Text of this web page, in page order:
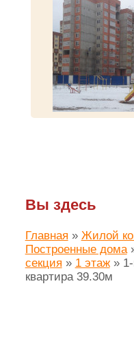
Вы здесь
Главная » Жилой
Построенные дома
секция » 1 этаж»
квартира 39.30м